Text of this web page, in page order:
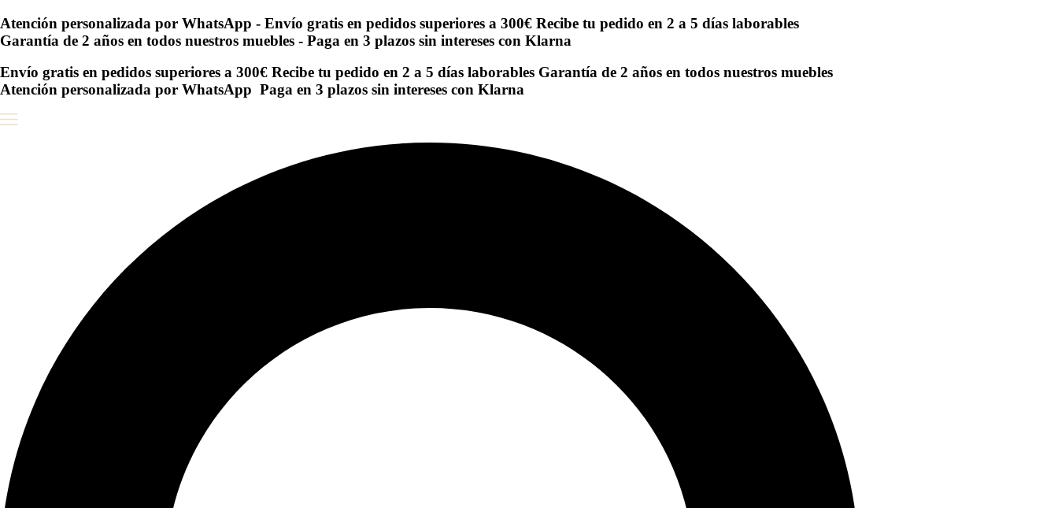
Ir
al
contenido
Atención personalizada por WhatsApp - Envío gratis en pedidos superiores a 300€ Recibe tu pedido en 2 a 5 días laborables
Garantía de 2 años en todos nuestros muebles - Paga en 3 plazos sin intereses con Klarna
Envío gratis en pedidos superiores a 300€ Recibe tu pedido en 2 a 5 días laborables Garantía de 2 años en todos nuestros muebles
Atención personalizada por WhatsApp Paga en 3 plazos sin intereses con Klarna